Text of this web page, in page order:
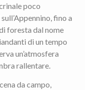
poco
fino a
foresta dal nome
di un tempo
un’atmosfera
rallentare.
da campo,